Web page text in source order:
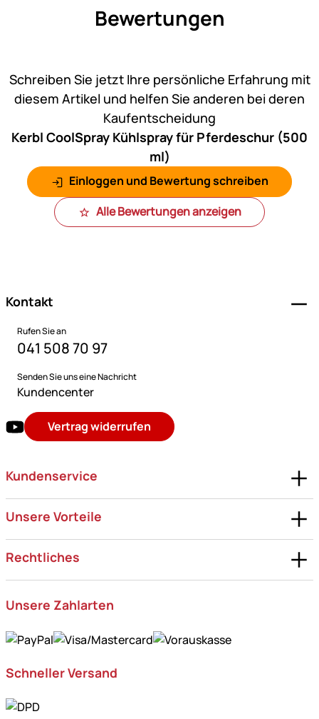
Bewertungen
Schreiben Sie jetzt Ihre persönliche Erfahrung mit
diesem Artikel und helfen Sie anderen bei deren
Kaufentscheidung
Kerbl CoolSpray Kühlspray für Pferdeschur (500
ml)
Einloggen und Bewertung schreiben
Alle Bewertungen anzeigen
Kontakt
Rufen Sie an
041 508 70 97
Senden Sie uns eine Nachricht
Kundencenter
Vertrag widerrufen
Kundenservice
Unsere Vorteile
Rechtliches
Unsere Zahlarten
Schneller Versand